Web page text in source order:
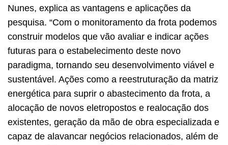
Nunes, explica as vantagens e aplicações da
pesquisa. “Com o monitoramento da frota podemos
construir modelos que vão avaliar e indicar ações
futuras para o estabelecimento deste novo
paradigma, tornando seu desenvolvimento viável e
sustentável. Ações como a reestruturação da matriz
energética para suprir o abastecimento da frota, a
alocação de novos eletropostos e realocação dos
existentes, geração da mão de obra especializada e
capaz de alavancar negócios relacionados, além de